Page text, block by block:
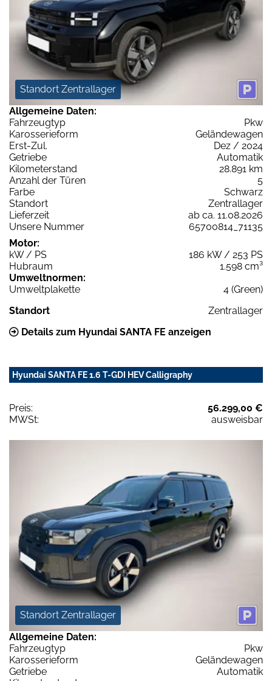
Standort Zentrallager
Allgemeine Daten:
Fahrzeugtyp
Pkw
Karosserieform
Geländewagen
Erst-Zul.
Dez / 2024
Getriebe
Automatik
Kilometerstand
28.891 km
Anzahl der Türen
5
Farbe
Schwarz
Standort
Zentrallager
Lieferzeit
ab ca. 11.08.2026
Unsere Nummer
65700814_71135
Motor:
kW / PS
186 kW / 253 PS
Hubraum
1.598 cm³
Umweltnormen:
Umweltplakette
4 (Green)
Standort
Zentrallager
Details zum Hyundai SANTA FE anzeigen
Hyundai SANTA FE 1.6 T-GDI HEV Calligraphy
Preis:
56.299,00 €
MWSt:
ausweisbar
Standort Zentrallager
Allgemeine Daten:
Fahrzeugtyp
Pkw
Karosserieform
Geländewagen
Getriebe
Automatik